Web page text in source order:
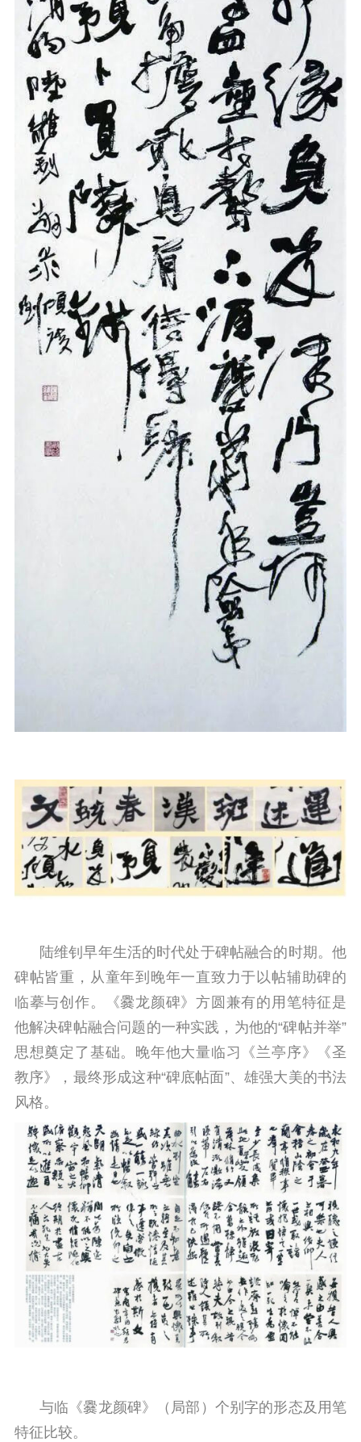
陆维钊早年生活的时代处于碑帖融合的时期。他
碑帖皆重，从童年到晚年一直致力于以帖辅助碑的
临摹与创作。《爨龙颜碑》方圆兼有的用笔特征是
他解决碑帖融合问题的一种实践，为他的“碑帖并举”
思想奠定了基础。晚年他大量临习《兰亭序》《圣
教序》，最终形成这种“碑底帖面”、雄强大美的书法
风格。
与临《爨龙颜碑》（局部）个别字的形态及用笔
特征比较。